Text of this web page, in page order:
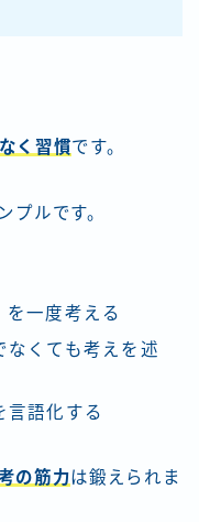
く 習慣です。
プルです。
を一度考える
なくても考えを述
言語化する
の筋力は鍛えられま